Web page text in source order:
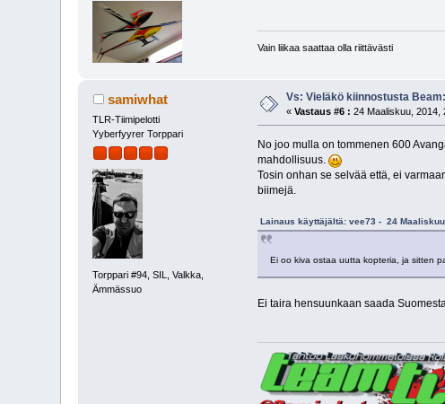
Vain liikaa saattaa olla riittävästi
samiwhat
TLR-Tiimipelotti
Yyberfyyrer Torppari
Torppari #94, SIL, Valkka,
Ämmässuo
Vs: Vieläkö kiinnostusta
«Vastaus #6 : 24 Maaliskuu, 2014,
No joo mulla on tommenen 600
mahdollisuus.
Tosin onhan se selvää että, ei
biimejä.
Lainaus käyttäjältä: vee73 - 24
Ei oo kiva ostaa uutta kopteria, ja sitten
Ei taira hensuunkaan saada